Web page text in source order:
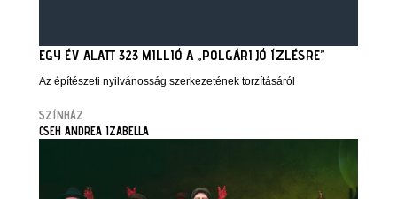
EGY ÉV ALATT 323 MILLIÓ A „POLGÁRI JÓ ÍZLÉSRE”
Az építészeti nyilvánosság szerkezetének torzításáról
SZÍNHÁZ
CSEH ANDREA IZABELLA